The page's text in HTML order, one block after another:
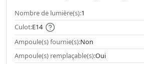
Nombre de lumière(s):1
Culot:E14
Ampoule(s) fournie(s):Non
Ampoule(s) remplaçable(s):Oui